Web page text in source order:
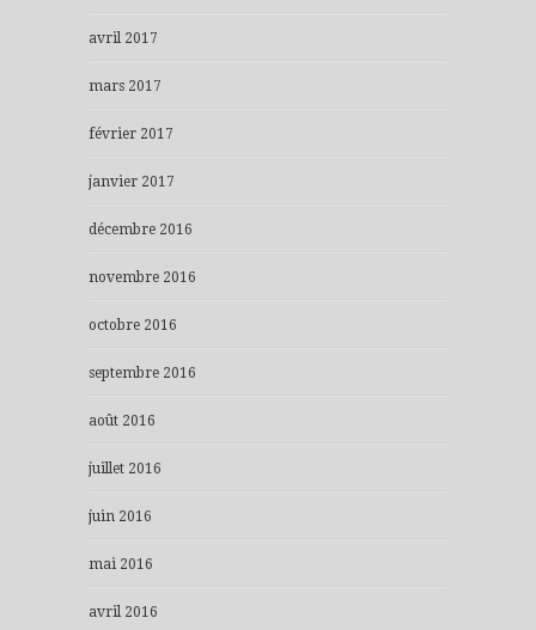
avril 2017
mars 2017
février 2017
janvier 2017
décembre 2016
novembre 2016
octobre 2016
septembre 2016
août 2016
juillet 2016
juin 2016
mai 2016
avril 2016